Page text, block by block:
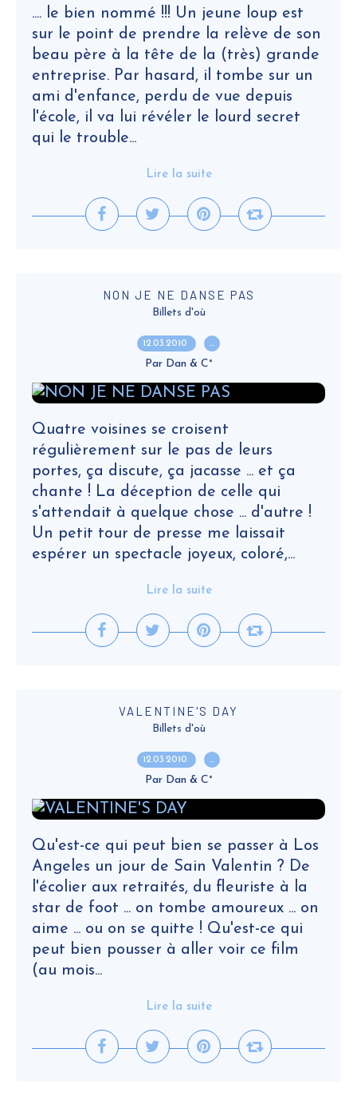
.... le bien nommé !!! Un jeune loup est
sur le point de prendre la relève de son
beau père à la tête de la (très) grande
entreprise. Par hasard, il tombe sur un
ami d'enfance, perdu de vue depuis
l'école, il va lui révéler le lourd secret
qui le trouble...
Lire la suite
NON JE NE DANSE PAS
Billets d'où
12.03.2010 …
Par Dan & C°
Quatre voisines se croisent
régulièrement sur le pas de leurs
portes, ça discute, ça jacasse ... et ça
chante ! La déception de celle qui
s'attendait à quelque chose ... d'autre !
Un petit tour de presse me laissait
espérer un spectacle joyeux, coloré,...
Lire la suite
VALENTINE'S DAY
Billets d'où
12.03.2010 …
Par Dan & C°
Qu'est-ce qui peut bien se passer à Los
Angeles un jour de Sain Valentin ? De
l'écolier aux retraités, du fleuriste à la
star de foot ... on tombe amoureux ... on
aime ... ou on se quitte ! Qu'est-ce qui
peut bien pousser à aller voir ce film
(au mois...
Lire la suite